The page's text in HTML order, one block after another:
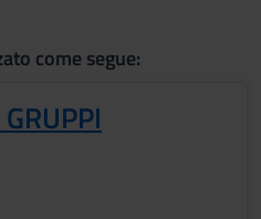
come segue: